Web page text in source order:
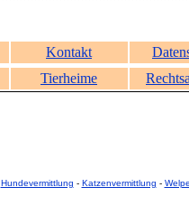
Kontakt
Tierheime
Hundevermittlung - Katzenvermittlung -